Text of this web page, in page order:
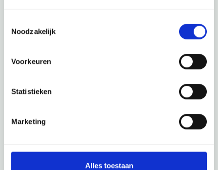
Noodzakelijk
Voorkeuren
Statistieken
Marketing
Alles toestaan
heeft.